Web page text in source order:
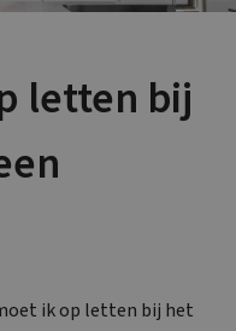
letten bij
ik op letten bij het